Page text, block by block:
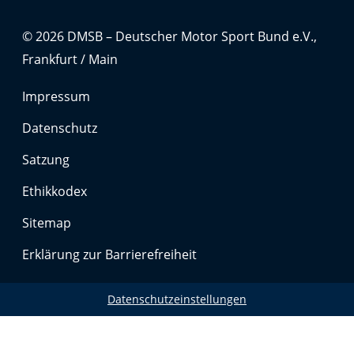
© 2026 DMSB – Deutscher Motor Sport Bund e.V.,
Frankfurt / Main
Impressum
Datenschutz
Satzung
Ethikkodex
Sitemap
Erklärung zur Barrierefreiheit
Datenschutzeinstellungen
Zweck:
von Videos auf unserer Website gesetzt werden.
Google Maps
Google LLC
Zweck:
Cookies, die ggf. zur Einbettung und Bereitstellung
von interaktiven Karten auf unserer Website gesetzt